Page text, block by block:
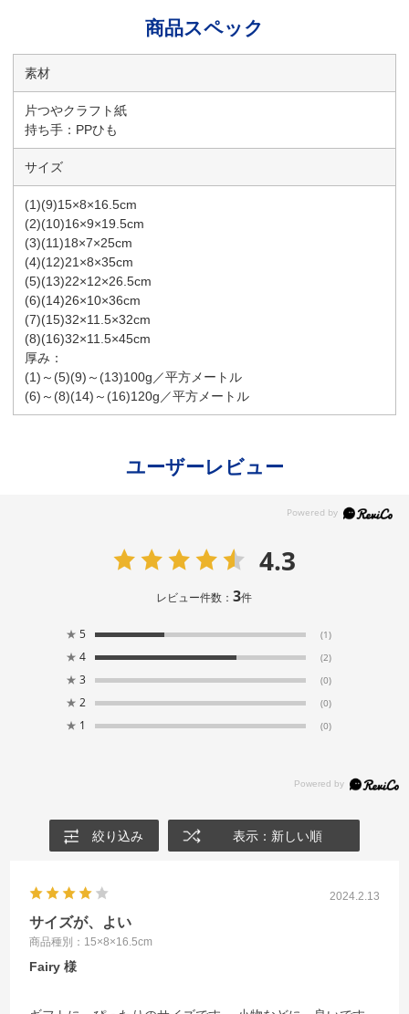
商品スペック
素材
片つやクラフト紙
持ち手：PPひも
サイズ
(1)(9)15×8×16.5cm
(2)(10)16×9×19.5cm
(3)(11)18×7×25cm
(4)(12)21×8×35cm
(5)(13)22×12×26.5cm
(6)(14)26×10×36cm
(7)(15)32×11.5×32cm
(8)(16)32×11.5×45cm
厚み：
(1)～(5)(9)～(13)100g／平方メートル
(6)～(8)(14)～(16)120g／平方メートル
ユーザーレビュー
4.3
レビュー件数：3件
★ 5 (1)
★ 4 (2)
★ 3 (0)
★ 2 (0)
★ 1 (0)
絞り込み 表示：新しい順
2024.2.13
サイズが、よい
商品種別：15×8×16.5cm
Fairy